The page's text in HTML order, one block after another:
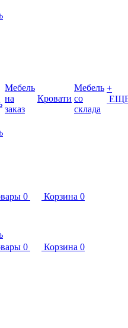
Мебель
на
заказ
Кровати
Мебель
со
склада
+
0 Корзина 0
0 Корзина 0